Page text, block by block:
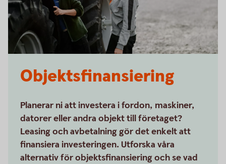
Objektsfinansiering
Planerar ni att investera i fordon, maskiner,
datorer eller andra objekt till företaget?
Leasing och avbetalning gör det enkelt att
finansiera investeringen. Utforska våra
alternativ för objektsfinansiering och se vad